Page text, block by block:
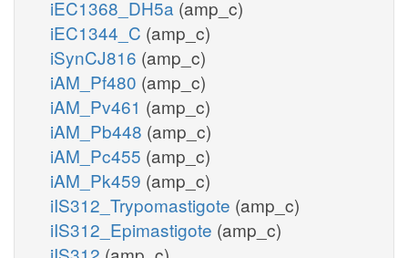
iEC1368_DH5a (amp_c)
iEC1344_C (amp_c)
iSynCJ816 (amp_c)
iAM_Pf480 (amp_c)
iAM_Pv461 (amp_c)
iAM_Pb448 (amp_c)
iAM_Pc455 (amp_c)
iAM_Pk459 (amp_c)
iIS312_Trypomastigote (amp_c)
iIS312_Epimastigote (amp_c)